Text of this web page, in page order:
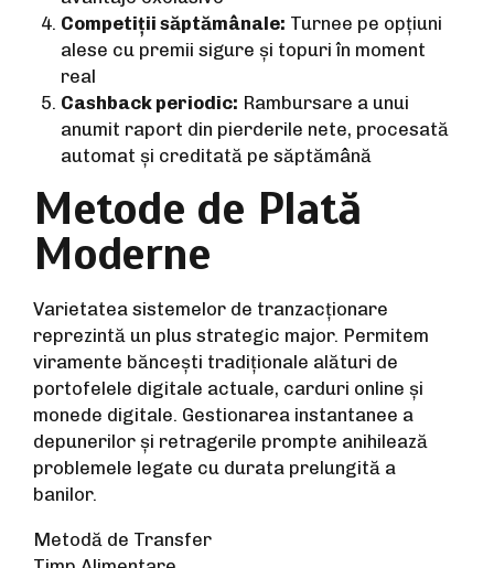
Competiții săptămânale: Turnee pe opțiuni
alese cu premii sigure și topuri în moment
real
Cashback periodic: Rambursare a unui
anumit raport din pierderile nete, procesată
automat și creditată pe săptămână
Metode de Plată
Moderne
Varietatea sistemelor de tranzacționare
reprezintă un plus strategic major. Permitem
viramente băncești tradiționale alături de
portofelele digitale actuale, carduri online și
monede digitale. Gestionarea instantanee a
depunerilor și retragerile prompte anihilează
problemele legate cu durata prelungită a
banilor.
Metodă de Transfer